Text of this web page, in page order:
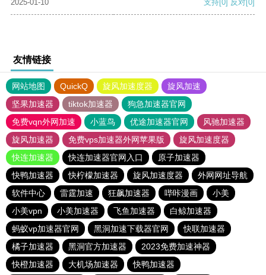
2025-01-10 支持[0] 反对[0]
友情链接
网站地图 QuickQ 旋风加速度器
旋风加速
坚果加速器
tiktok加速器
狗急加速器官网
免费vqn外网加速
小蓝鸟 优途加速器官网
风驰加速器
旋风加速器
免费vps加速器外网苹果版
旋风加速度器
快连加速器
快连加速器官网入口
原子加速器
快鸭加速器
快柠檬加速器 旋风加速度器
外网网址导航
软件中心
雷霆加速 狂飙加速器 哔咔漫画
小美
小美vpn
小美加速器 飞鱼加速器
白鲸加速器
蚂蚁vp加速器官网
黑洞加速下载器官网
快联加速器
橘子加速器
黑洞官方加速器
2023免费加速神器
快橙加速器
大机场加速器 快鸭加速器